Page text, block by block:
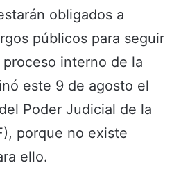
obligados a
públicos para seguir
interno de la
este 9 de agosto el
Poder Judicial de la
porque no existe
ello.